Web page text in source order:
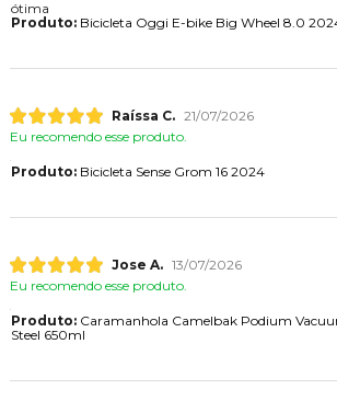
ótima
Produto:Bicicleta Oggi E-bike Big Wheel 8.0
Raíssa C. 21/07/2026
Eu recomendo esse produto.
Produto:Bicicleta Sense Grom 16 2024
Jose A. 13/07/2026
Eu recomendo esse produto.
Produto:Caramanhola Camelbak Podium
Steel 650ml